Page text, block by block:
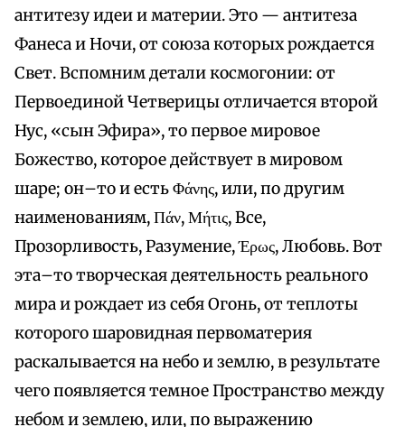
антитезу идеи и материи. Это — антитеза
Фанеса и Ночи, от союза которых рождается
Свет. Вспомним детали космогонии: от
Первоединой Четверицы отличается второй
Нус, «сын Эфира», то первое мировое
Божество, которое действует в мировом
шаре; он–то и есть Φάνης, или, по другим
наименованиям, Πάν, Μήτις, Все,
Прозорливость, Разумение, Έρως, Любовь. Вот
эта–то творческая деятельность реального
мира и рождает из себя Огонь, от теплоты
которого шаровидная первоматерия
раскалывается на небо и землю, в результате
чего появляется темное Пространство между
небом и землею, или, по выражению